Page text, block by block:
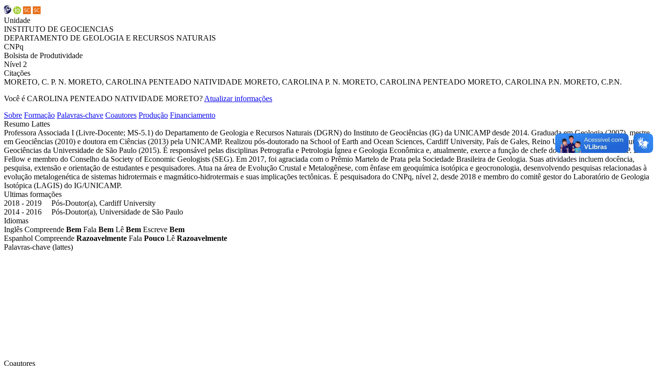
Unidade
INSTITUTO DE GEOCIENCIAS
DEPARTAMENTO DE GEOLOGIA E RECURSOS NATURAIS
CNPq
Bolsista de Produtividade
Nível 2
Citações
MORETO, C. P. N. MORETO, CAROLINA PENTEADO NATIVIDADE MORETO, CAROLINA P. N. MORETO, CAROLINA PENTEADO MORETO, CAROLINA P.N. MORETO, C.P.N.
Você é CAROLINA PENTEADO NATIVIDADE MORETO? Atualizar informações
Sobre Formação Palavras-chave Coautores Produção Financiamento
Resumo Lattes
Professora Associada I (Livre-Docente; MS-5.1) do Departamento de Geologia e Recursos Naturais (DGRN) do Instituto de Geociências (IG) da UNICAMP desde 2014. Graduada em Geologia (2007), mestre
em Geociências (2010) e doutora em Ciências (2013) pela UNICAMP. Realizou pós-doutorado na School of Earth and Ocean Sciences, Cardiff University, País de Gales, Reino Unido (2019), e no Instituto de
Geociências da Universidade de São Paulo (2015). É responsável pelas disciplinas Petrografia e Petrologia Ígnea e Geologia Econômica e, atualmente, exerce a função de chefe do DGRN/IG/UNICAMP. É
Fellow e membro do Conselho da Society of Economic Geologists (SEG). Em 2017, foi agraciada com o Prêmio Martelo de Prata pela Sociedade Brasileira de Geologia. Suas atividades incluem docência,
pesquisa, extensão e orientação de estudantes e pesquisadores. Atua na área de Evolução Crustal e Metalogênese, com ênfase em geoquímica isotópica e geocronologia, desenvolvendo pesquisas relacionadas à
evolução metalogenética de sistemas hidrotermais e magmático-hidrotermais e suas implicações tectônicas. É pesquisadora do CNPq, nível 2, desde 2018 e membro do comitê gestor do Laboratório de Geologia
Isotópica (LAGIS) do IG/UNICAMP.
Ultimas formações
2018 - 2019 Pós-Doutor(a), Cardiff University
2014 - 2016 Pós-Doutor(a), Universidade de São Paulo
Idiomas
Inglês Compreende Bem Fala Bem Lê Bem Escreve Bem
Espanhol Compreende Razoavelmente Fala Pouco Lê Razoavelmente
Palavras-chave (lattes)
Coautores